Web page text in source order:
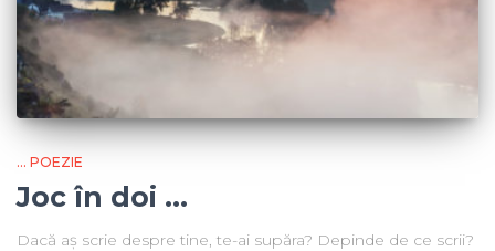
... POEZIE
Joc în doi …
Dacă aș scrie despre tine, te-ai supăra? Depinde de ce scrii?